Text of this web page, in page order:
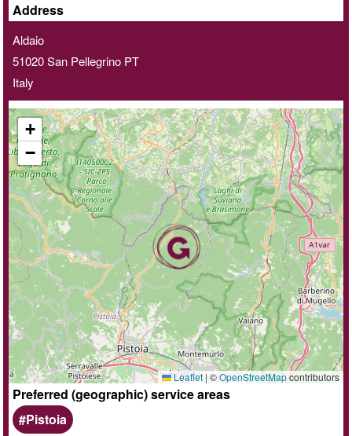
Online
Home
delivery
service
Address
Aldaio
51020San Pellegrino PT
Italy
+
−
Leaflet | ©OpenStreetMapcontributors
Preferred (geographic) service areas
Pistoia